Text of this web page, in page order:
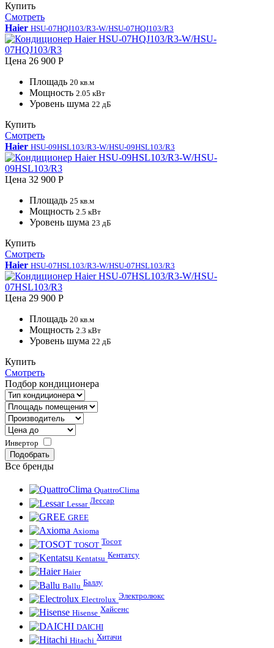
Купить
Смотреть
Haier HSU-07HQJ103/R3-W/HSU-07HQJ103/R3
Цена 26 900 Р
Площадь 20 кв.м
Мощность 2.05 кВт
Уровень шума 22 дБ
Купить
Смотреть
Haier HSU-09HSL103/R3-W/HSU-09HSL103/R3
Цена 32 900 Р
Площадь 25 кв.м
Мощность 2.5 кВт
Уровень шума 23 дБ
Купить
Смотреть
Haier HSU-07HSL103/R3-W/HSU-07HSL103/R3
Цена 29 900 Р
Площадь 20 кв.м
Мощность 2.3 кВт
Уровень шума 22 дБ
Купить
Смотреть
Подбор кондиционера
Инвертор
Все бренды
QuattroClima
Lessar Лессар
GREE
Axioma
TOSOT Тосот
Kentatsu Кентатсу
Haier
Ballu Баллу
Electrolux Электролюкс
Hisense Хайсенс
DAICHI
Hitachi Хитачи